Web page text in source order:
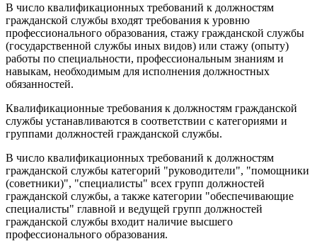
В число квалификационных требований к должностям
гражданской службы входят требования к уровню
профессионального образования, стажу гражданской службы
(государственной службы иных видов) или стажу (опыту)
работы по специальности, профессиональным знаниям и
навыкам, необходимым для исполнения должностных
обязанностей.
Квалификационные требования к должностям гражданской
службы устанавливаются в соответствии с категориями и
группами должностей гражданской службы.
В число квалификационных требований к должностям
гражданской службы категорий "руководители", "помощники
(советники)", "специалисты" всех групп должностей
гражданской службы, а также категории "обеспечивающие
специалисты" главной и ведущей групп должностей
гражданской службы входит наличие высшего
профессионального образования.